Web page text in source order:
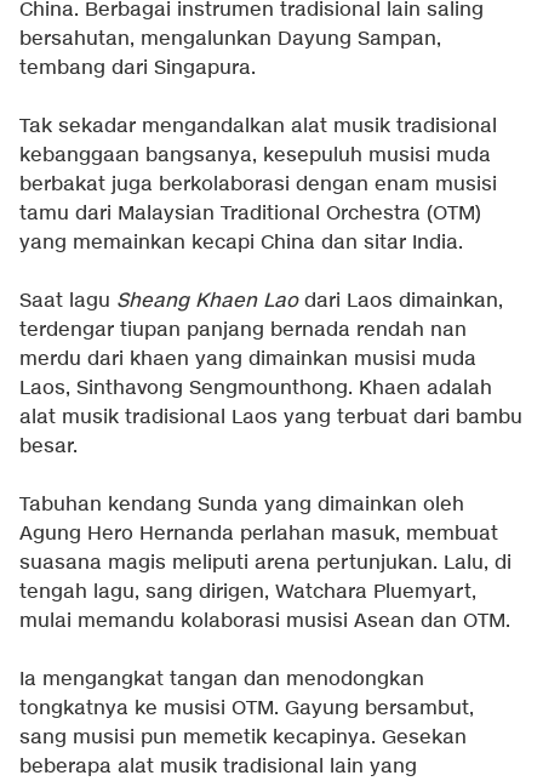
China. Berbagai instrumen tradisional lain saling
bersahutan, mengalunkan Dayung Sampan,
tembang dari Singapura.
Tak sekadar mengandalkan alat musik tradisional
kebanggaan bangsanya, kesepuluh musisi muda
berbakat juga berkolaborasi dengan enam musisi
tamu dari Malaysian Traditional Orchestra (OTM)
yang memainkan kecapi China dan sitar India.
Saat lagu Sheang Khaen Laodari Laos dimainkan,
terdengar tiupan panjang bernada rendah nan
merdu dari khaen yang dimainkan musisi muda
Laos, Sinthavong Sengmounthong. Khaen adalah
alat musik tradisional Laos yang terbuat dari bambu
besar.
Tabuhan kendang Sunda yang dimainkan oleh
Agung Hero Hernanda perlahan masuk, membuat
suasana magis meliputi arena pertunjukan. Lalu, di
tengah lagu, sang dirigen, Watchara Pluemyart,
mulai memandu kolaborasi musisi Asean dan OTM.
Ia mengangkat tangan dan menodongkan
tongkatnya ke musisi OTM. Gayung bersambut,
sang musisi pun memetik kecapinya. Gesekan
beberapa alat musik tradisional lain yang